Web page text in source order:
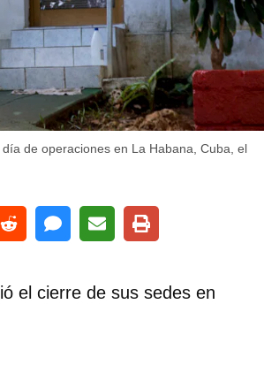
de operaciones en La Habana, Cuba, el
el cierre de sus sedes en